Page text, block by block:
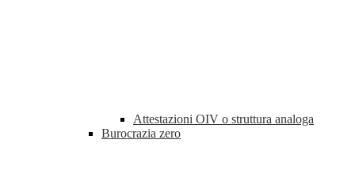
Attestazioni OIV o struttura analoga
Burocrazia zero